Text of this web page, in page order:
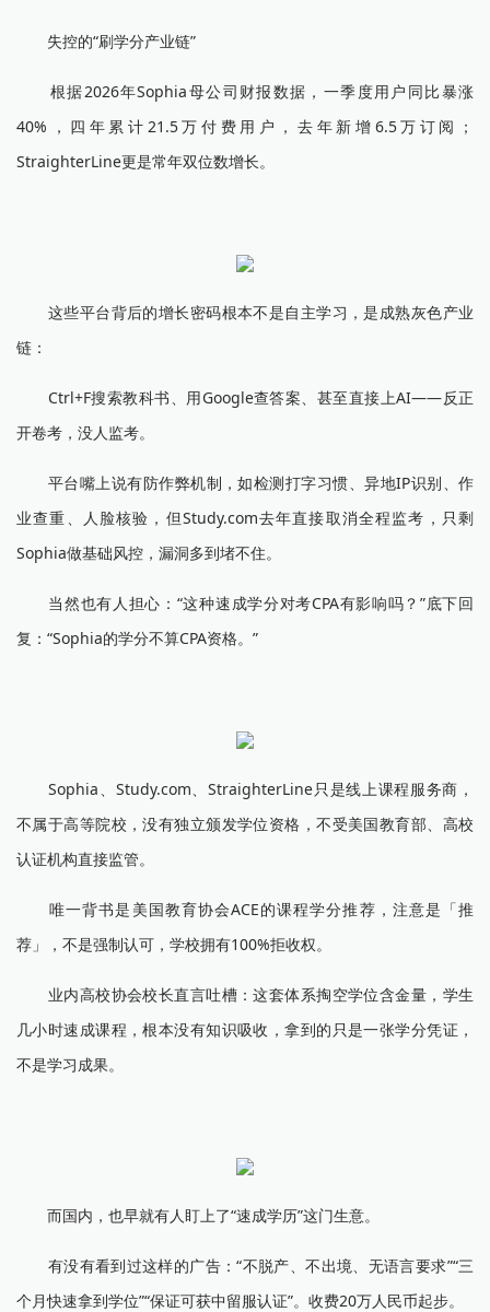
失控的“刷学分产业链”
根据2026年Sophia母公司财报数据，一季度用户同比暴涨
40%，四年累计21.5万付费用户，去年新增6.5万订阅；
StraighterLine更是常年双位数增长。
这些平台背后的增长密码根本不是自主学习，是成熟灰色产业
链：
Ctrl+F搜索教科书、用Google查答案、甚至直接上AI——反正
开卷考，没人监考。
平台嘴上说有防作弊机制，如检测打字习惯、异地IP识别、作
业查重、人脸核验，但Study.com去年直接取消全程监考，只剩
Sophia做基础风控，漏洞多到堵不住。
当然也有人担心：“这种速成学分对考CPA有影响吗？”底下回
复：“Sophia的学分不算CPA资格。”
Sophia、Study.com、StraighterLine只是线上课程服务商，
不属于高等院校，没有独立颁发学位资格，不受美国教育部、高校
认证机构直接监管。
唯一背书是美国教育协会ACE的课程学分推荐，注意是「推
荐」，不是强制认可，学校拥有100%拒收权。
业内高校协会校长直言吐槽：这套体系掏空学位含金量，学生
几小时速成课程，根本没有知识吸收，拿到的只是一张学分凭证，
不是学习成果。
而国内，也早就有人盯上了“速成学历”这门生意。
有没有看到过这样的广告：“不脱产、不出境、无语言要求”“三
个月快速拿到学位”“保证可获中留服认证”。收费20万人民币起步。